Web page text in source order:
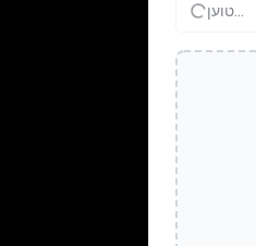
טוען...